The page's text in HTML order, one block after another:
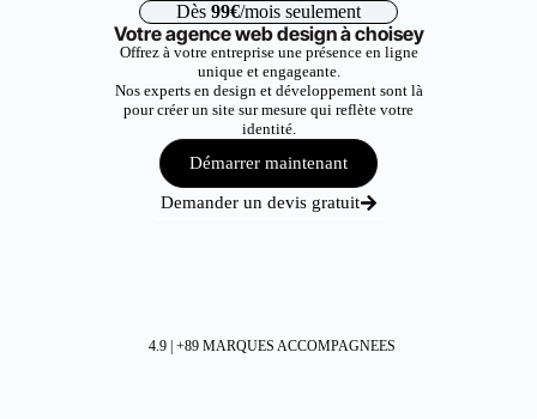
Dès 99€/mois seulement
Votre agence web design à choisey
Offrez à votre entreprise une présence en ligne
unique et engageante.
Nos experts en design et développement sont là
pour créer un site sur mesure qui reflète votre
identité.
Démarrer maintenant
Demander un devis gratuit
4.9 | +89 MARQUES ACCOMPAGNEES